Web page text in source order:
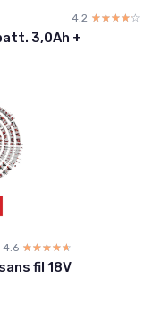
4.2 ☆☆☆☆☆
★★★★★
3,0Ah +
4.6 ☆☆☆☆☆
★★★★★
fil 18V